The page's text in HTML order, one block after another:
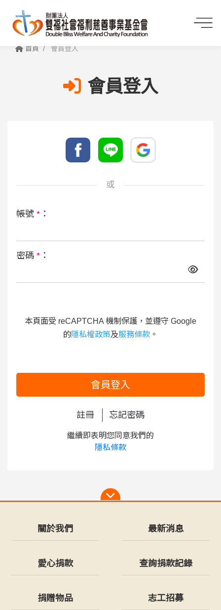
首頁 會員登入
會員登入
或
帳號 * ：
密碼 * ：
本頁面受 reCAPTCHA 機制保護，並遵守 Google
的隱私權政策及服務條款 。
會員登入
註冊 忘記密碼
繼續即表明您同意我們的
隱私條款
關於我們 最新消息
愛心捐款 查詢捐款記錄
捐贈物品 志工招募